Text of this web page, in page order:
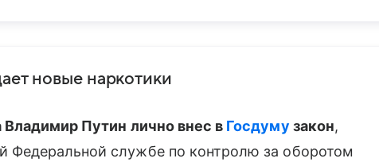
новые наркотики
Владимир Путин лично внес в Госдуму закон,
Федеральной службе по контролю за оборотом